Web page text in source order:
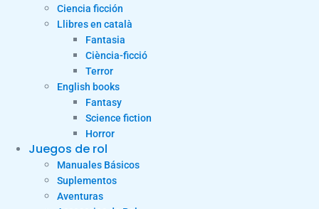
Ciencia ficción
Llibres en català
Fantasia
Ciència-ficció
Terror
English books
Fantasy
Science fiction
Horror
Juegos de rol
Manuales Básicos
Suplementos
Aventuras